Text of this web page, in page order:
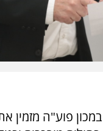
פוע"ה מזמין